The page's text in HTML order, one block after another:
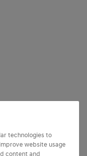
technologies to
website usage
content and